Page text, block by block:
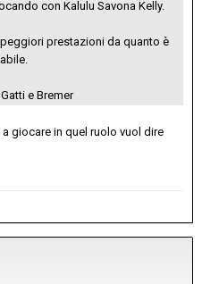
con Kalulu Savona Kelly.
prestazioni da quanto è
e Bremer
giocare in quel ruolo vuol dire